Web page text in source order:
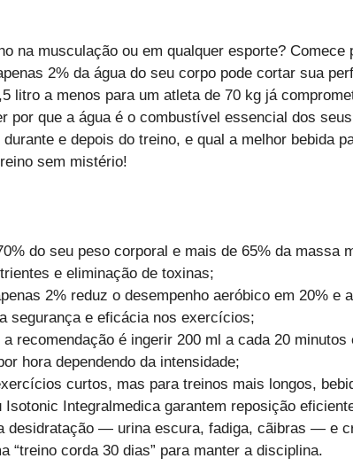
na musculação ou em qualquer esporte? Comece
2% da água do seu corpo pode cortar sua
litro a menos para um atleta de 70 kg já
por que a água é o combustível essencial dos
e depois do treino, e qual a melhor bebida
sem mistério!
do seu peso corporal e mais de 65% da massa
e eliminação de toxinas;
2% reduz o desempenho aeróbico em 20% e
segurança e eficácia nos exercícios;
recomendação é ingerir 200 ml a cada 20 minutos
hora dependendo da intensidade;
curtos, mas para treinos mais longos,
Isotonic Integralmedica garantem reposição
desidratação — urina escura, fadiga, cãibras — e
“treino corda 30 dias” para manter a disciplina.